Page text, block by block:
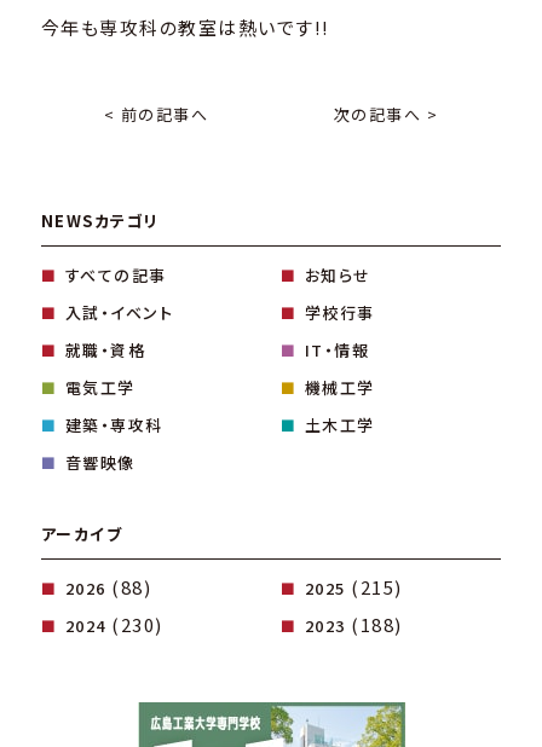
今年も専攻科の教室は熱いです!!
< 前の記事へ 次の記事へ >
NEWSカテゴリ
すべての記事
お知らせ
入試・イベント
学校行事
就職・資格
IT・情報
電気工学
機械工学
建築・専攻科
土木工学
音響映像
アーカイブ
2026 (88) 2025 (215)
2024 (230) 2023 (188)